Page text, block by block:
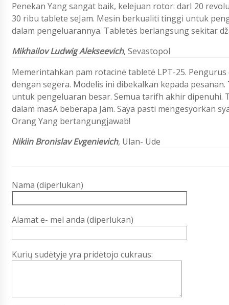
Penekan Yang sangat baik, kelejuan rotor: darI 20
30 ribu tablete seJam. Mesin berkualiti tinggi untuk
dalam pengeluarannya. Tabletės berlangsung sekitar
Mikhailov Ludwig Alekseevich, Sevastopol
Memerintahkan pam rotacinė tabletė LPT-25.
dengan segera. Modelis ini dibekalkan kepada
untuk pengeluaran besar. Semua tarifh akhir dipenuhi.
dalam masA beberapa Jam. Saya pasti mengesyorkan
Orang Yang bertangungjawab!
Nikiin Bronislav Evgenievich, Ulan- Ude
Nama (diperlukan)
Alamat e- mel anda (diperlukan)
Kurių sudėtyje yra pridėtojo cukraus: